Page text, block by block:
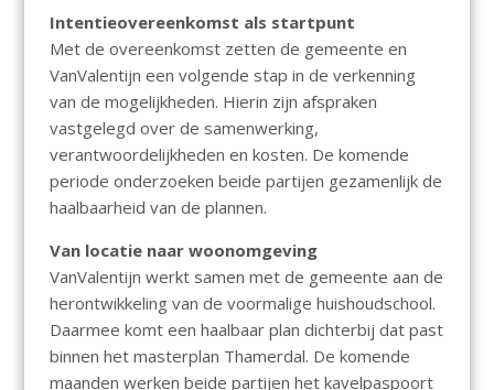
Intentieovereenkomst als startpunt
Met de overeenkomst zetten de gemeente en
VanValentijn een volgende stap in de verkenning
van de mogelijkheden. Hierin zijn afspraken
vastgelegd over de samenwerking,
verantwoordelijkheden en kosten. De komende
periode onderzoeken beide partijen gezamenlijk de
haalbaarheid van de plannen.
Van locatie naar woonomgeving
VanValentijn werkt samen met de gemeente aan de
herontwikkeling van de voormalige huishoudschool.
Daarmee komt een haalbaar plan dichterbij dat past
binnen het masterplan Thamerdal. De komende
maanden werken beide partijen het kavelpaspoort